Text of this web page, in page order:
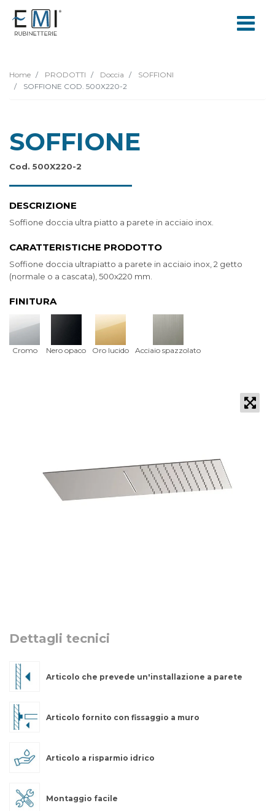
Home PRODOTTI Doccia
SOFFIONI
SOFFIONE COD. 500X220-2
SOFFIONE
Cod. 500X220-2
DESCRIZIONE
Soffione doccia ultra piatto a parete in acciaio inox.
CARATTERISTICHE PRODOTTO
Soffione doccia ultrapiatto a parete in acciaio inox, 2 getto
(normale o a cascata), 500x220 mm.
FINITURA
Cromo Nero opaco Oro lucido Acciaio spazzolato
Dettagli tecnici
Articolo che prevede un'installazione a parete
Articolo fornito con fissaggio a muro
Articolo a risparmio idrico
Montaggio facile